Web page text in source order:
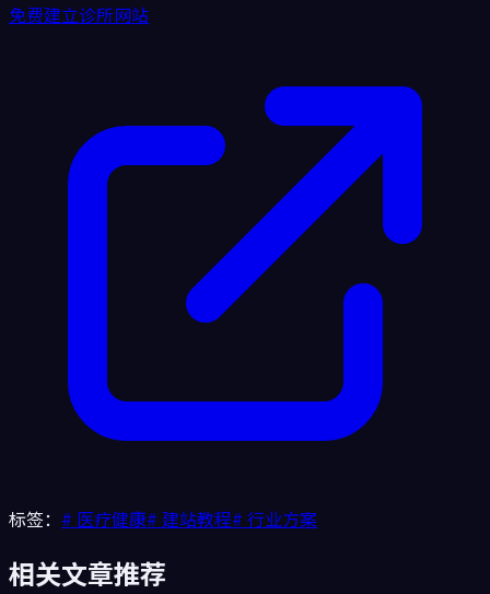
免费建立诊所网站
标签： # 医疗健康# 建站教程# 行业方案
相关文章推荐